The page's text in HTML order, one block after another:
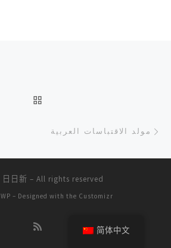
مولد الاقتباسات العربية
日日新 – All rights reserved
WP – Designed with the Customizr
简体中文